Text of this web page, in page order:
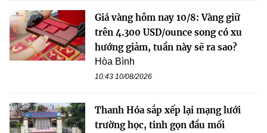
Giá vàng hôm nay 10/8: Vàng giữ
trên 4.300 USD/ounce song có xu
hướng giảm, tuần này sẽ ra sao?
Hòa Bình
10:43 10/08/2026
Thanh Hóa sắp xếp lại mạng lưới
trường học, tinh gọn đầu mối